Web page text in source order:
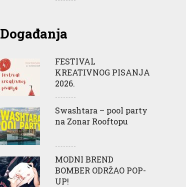
Događanja
FESTIVAL
KREATIVNOG PISANJA
2026.
Swashtara – pool party
na Zonar Rooftopu
MODNI BREND
BOMBER ODRŽAO POP-
UP!